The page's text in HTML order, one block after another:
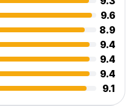
9.6
8.9
9.4
9.4
9.4
9.1